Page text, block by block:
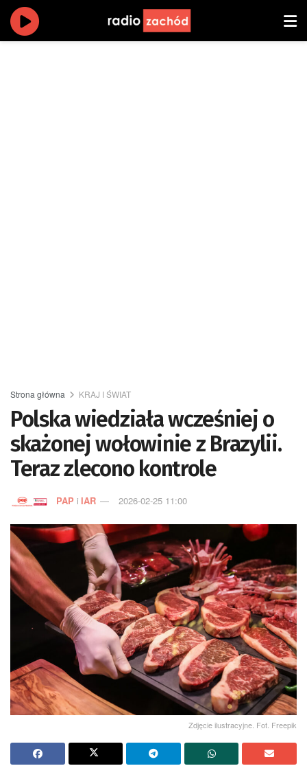
Strona główna KRAJ I ŚWIAT
Polska wiedziała wcześniej o
skażonej wołowinie z Brazylii.
Teraz zlecono kontrole
PAP i IAR 2026-02-25 11:00
Zdjęcie ilustracyjne. Fot. Freepik